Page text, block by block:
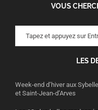
VOUS
LES
Week-end d’hiver aux
et Saint-Jean-d’Arves